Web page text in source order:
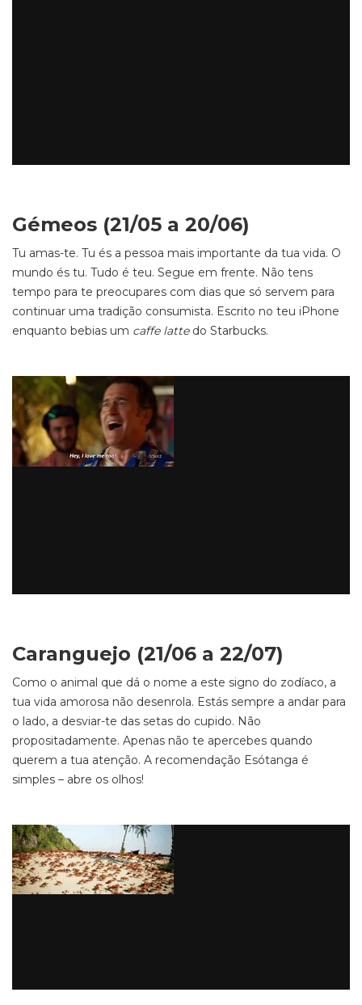
Gémeos (21/05 a 20/06)
Tu amas-te. Tu és a pessoa mais importante da tua vida. O
mundo és tu. Tudo é teu. Segue em frente. Não tens
tempo para te preocupares com dias que só servem para
continuar uma tradição consumista. Escrito no teu iPhone
enquanto bebias um caffe lattedo Starbucks.
Caranguejo (21/06 a 22/07)
Como o animal que dá o nome a este signo do zodíaco, a
tua vida amorosa não desenrola. Estás sempre a andar para
o lado, a desviar-te das setas do cupido. Não
propositadamente. Apenas não te apercebes quando
querem a tua atenção. A recomendação Esótanga é
simples – abre os olhos!